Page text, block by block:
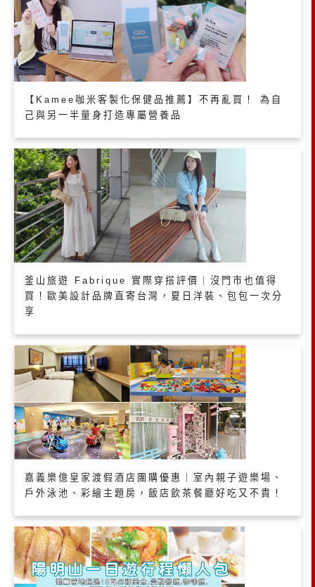
【Kamee咖米客製化保健品推薦】不再亂買！ 為自
己與另一半量身打造專屬營養品
釜山旅遊 Fabrique 實際穿搭評價｜沒門市也值得
買！歐美設計品牌直寄台灣，夏日洋裝、包包一次分
享
嘉義樂億皇家渡假酒店團購優惠｜室內親子遊樂場、
戶外泳池、彩繪主題房，飯店飲茶餐廳好吃又不貴！